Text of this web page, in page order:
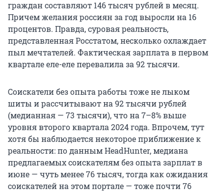
граждан составляют 146 тысяч рублей в месяц.
Причем желания россиян за год выросли на 16
процентов. Правда, суровая реальность,
представленная Росстатом, несколько охлаждает
пыл мечтателей. Фактическая зарплата в первом
квартале еле-еле перевалила за 92 тысячи.
Соискатели без опыта работы тоже не лыком
шиты и рассчитывают на 92 тысячи рублей
(медианная — 73 тысячи), что на 7–8% выше
уровня второго квартала 2024 года. Впрочем, тут
хотя бы наблюдается некоторое приближение к
реальности: по данным HeadHunter, медиана
предлагаемых соискателям без опыта зарплат в
июне — чуть менее 76 тысяч, тогда как ожидания
соискателей на этом портале — тоже почти 76